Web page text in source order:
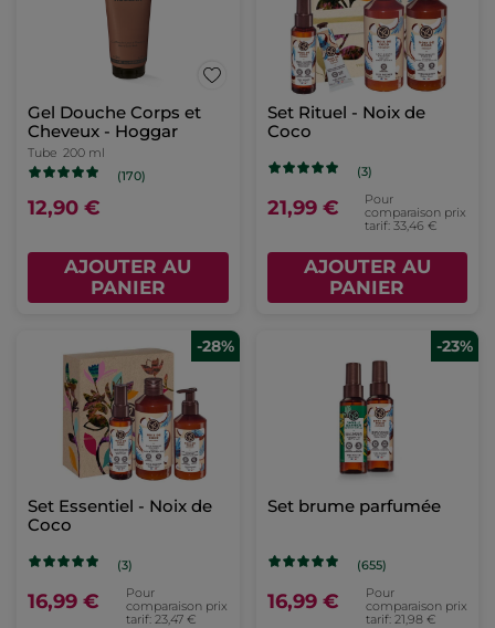
Gel Douche Corps et
Cheveux - Hoggar
Tube 200 ml
(170)
12,90 €
AJOUTER AU
PANIER
Set Rituel - Noix de
Coco​
(3)
21,99 €
Pour
comparaison prix
tarif: 33,46 €
AJOUTER AU
PANIER
-28%
Set Essentiel - Noix de
Coco​
(3)
16,99 €
Pour
comparaison prix
tarif: 23,47 €
-23%
Set brume parfumée
(655)
16,99 €
Pour
comparaison prix
tarif: 21,98 €